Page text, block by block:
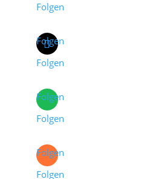
Folgen
Folgen
Folgen
Folgen
Folgen
Folgen
Folgen